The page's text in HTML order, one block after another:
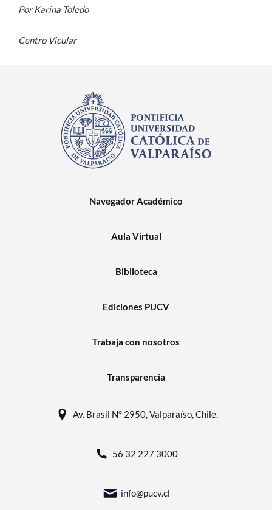
Por Karina Toledo
Centro Vicular
Navegador Académico
Aula Virtual
Biblioteca
Ediciones PUCV
Trabaja con nosotros
Transparencia
Av. Brasil N° 2950, Valparaíso, Chile.
56 32 227 3000
info@pucv.cl